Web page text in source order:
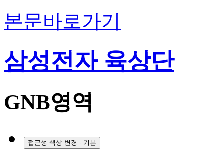
본문바로가기
삼성전자 육상단
GNB영역
접근성 색상 변경 - 기본